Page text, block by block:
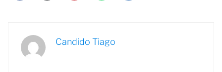
Candido Tiago